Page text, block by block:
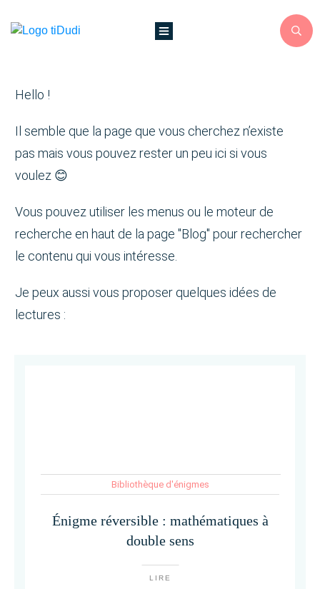
Hello !
Il semble que la page que vous cherchez n’existe
pas mais vous pouvez rester un peu ici si vous
voulez 😊
Vous pouvez utiliser les menus ou le moteur de
recherche en haut de la page "Blog" pour rechercher
le contenu qui vous intéresse.
Je peux aussi vous proposer quelques idées de
lectures :
Bibliothèque d'énigmes
Énigme réversible : mathématiques à
double sens
LIRE